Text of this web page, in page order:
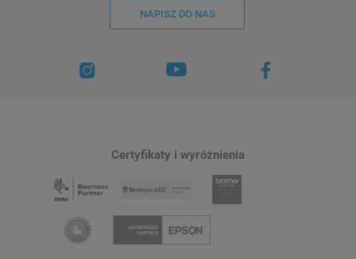
NAPISZ DO NAS
Certyfikaty i wyróżnienia